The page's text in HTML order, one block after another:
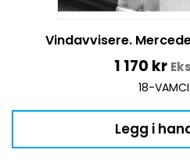
Vindavvisere.
1 170 kr
18-
Legg i